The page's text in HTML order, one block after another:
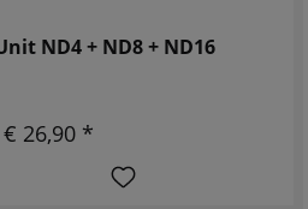
ND4 + ND8 + ND16
€ 26,90 *